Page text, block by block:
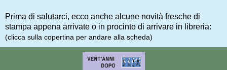
Prima di salutarci, ecco anche alcune novità fresche di
stampa appena arrivate o in procinto di arrivare in libreria:
(clicca sulla copertina per andare alla scheda)